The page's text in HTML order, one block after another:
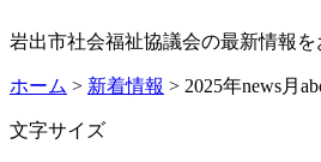
岩出市社会福祉協議会の最新情報を
ホーム > 新着情報 > 2025年news月
文字サイズ